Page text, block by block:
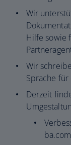
Wir
Hilfe sowie
Wir
Sprache für
Derzeit